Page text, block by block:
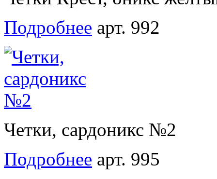
Подробнее арт. 992
Четки, сардоникс №2
Подробнее арт. 995